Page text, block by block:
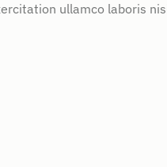
ullamco laboris